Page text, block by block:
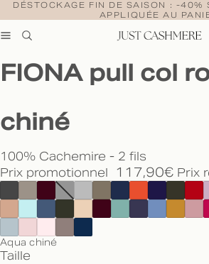
DÉSTOCKAGE FIN DE SAISON : -40%
APPLIQUÉE AU
FIONA pull col
chiné
100% Cachemire - 2 fils
Prix promotionnel
117,90€ Prix
Aqua chiné
Taille